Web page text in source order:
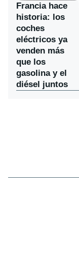
Francia hace
historia: los
coches
eléctricos ya
venden más
que los
gasolina y el
diésel juntos